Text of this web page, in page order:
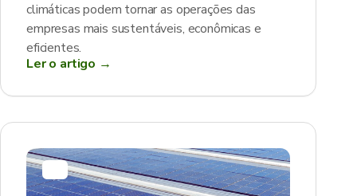
climáticas podem tornar as operações das
empresas mais sustentáveis, econômicas e
eficientes.
Ler o artigo →